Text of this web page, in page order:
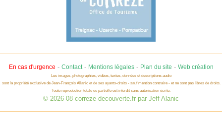
En cas d'urgence - Contact- Mentions légales- Plan du site - Web création
Les images, photographies, vidéos, textes, données et descriptions audio
sont la propriété exclusive de Jean-François Allanic et de ses ayants-droits - sauf mention contraire - et ne sont pas libres de droits.
Toute reproduction totale ou partielle est interdit sans autorisation écrite.
© 2026-08 correze-decouverte.fr par Jeff Alanic